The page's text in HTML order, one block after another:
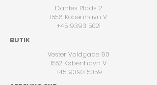
Dantes Plads 2
1556 København V
+45 9393 5021
BUTIK
Vester Voldgade 90
1552 København V
+45 9393 5059